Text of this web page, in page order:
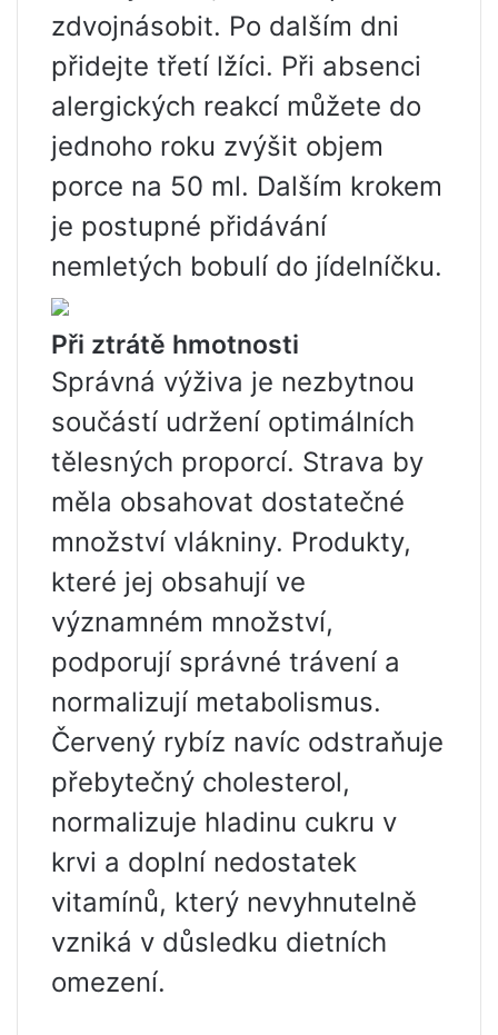
zdvojnásobit. Po dalším dni
přidejte třetí lžíci. Při absenci
alergických reakcí můžete do
jednoho roku zvýšit objem
porce na 50 ml. Dalším krokem
je postupné přidávání
nemletých bobulí do jídelníčku.
Při ztrátě hmotnosti
Správná výživa je nezbytnou
součástí udržení optimálních
tělesných proporcí. Strava by
měla obsahovat dostatečné
množství vlákniny. Produkty,
které jej obsahují ve
významném množství,
podporují správné trávení a
normalizují metabolismus.
Červený rybíz navíc odstraňuje
přebytečný cholesterol,
normalizuje hladinu cukru v
krvi a doplní nedostatek
vitamínů, který nevyhnutelně
vzniká v důsledku dietních
omezení.